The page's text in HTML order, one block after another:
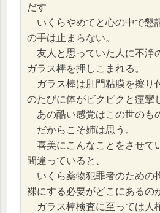
だす
いくらやめてと心の中で懇
の手は止まらない。
友人と思っていた人に不浄
ガラス棒を押しこまれる。
ガラス棒は肛門粘膜を擦り
のたびに体がビクビクと痙攣
あの酷い感覚はこの世のも
だからこそ姉は思う。
喜美にこんなことをさせて
間違っていると、
いくら薬物犯罪者のための
裸にする必要がどこにあるの
ガラス棒検査に至っては人